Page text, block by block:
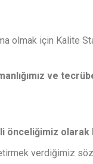
olmak için Kalite
ve
önceliğimiz olarak
verdiğimiz